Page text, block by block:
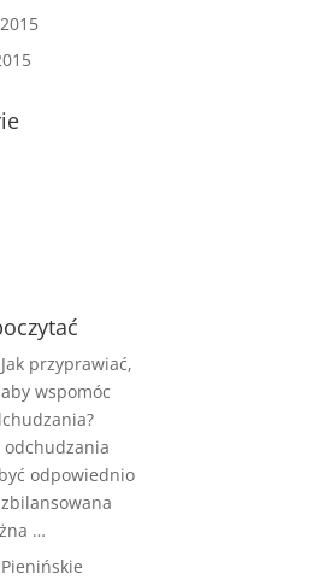
Jak przyprawiać,
aby wspomóc
odchudzania
odpowiednio
…
Pienińskie